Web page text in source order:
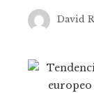
David